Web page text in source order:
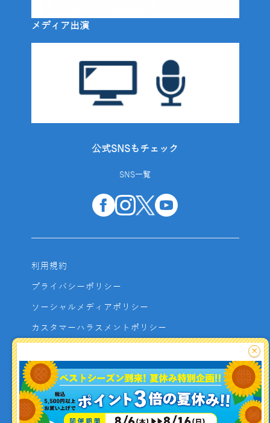
メディア出演
公式SNSもチェック
SNS一覧
利用規約
プライバシーポリシー
ソーシャルメディアポリシー
カスタマーハラスメントポリシー
よくあるご質問
お問い合わせ
利用者資金の保全方法
×